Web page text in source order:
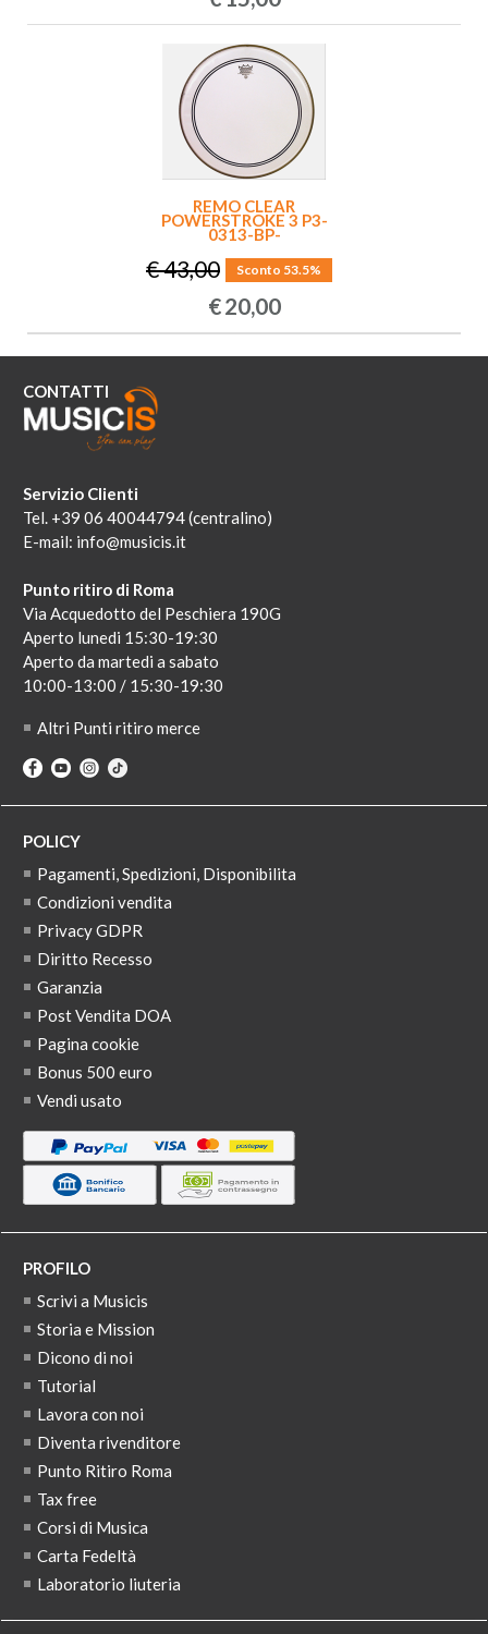
REMO CLEAR
POWERSTROKE 3 P3-
0313-BP-
€ 43,00 Sconto 53.5%
€20,00
CONTATTI
Servizio Clienti
Tel. +39 06 40044794 (centralino)
E-mail: info@musicis.it
Punto ritiro di Roma
Via Acquedotto del Peschiera 190G
Aperto lunedi 15:30-19:30
Aperto da martedi a sabato
10:00-13:00 / 15:30-19:30
Altri Punti ritiro merce
POLICY
Pagamenti, Spedizioni, Disponibilita
Condizioni vendita
Privacy GDPR
Diritto Recesso
Garanzia
Post Vendita DOA
Pagina cookie
Bonus 500 euro
Vendi usato
PROFILO
Scrivi a Musicis
Storia e Mission
Dicono di noi
Tutorial
Lavora con noi
Diventa rivenditore
Punto Ritiro Roma
Tax free
Corsi di Musica
Carta Fedeltà
Laboratorio liuteria